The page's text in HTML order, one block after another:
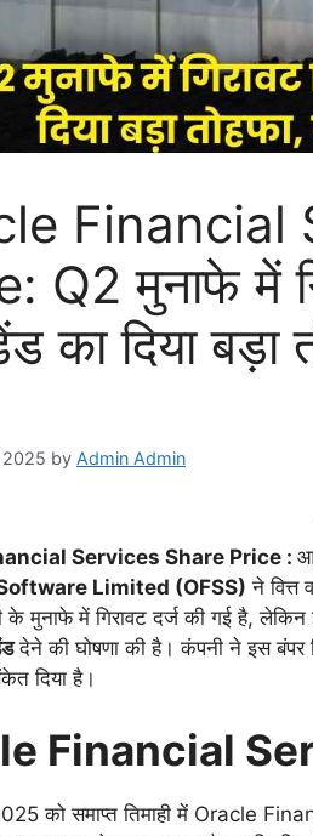
Financial
Q2 मुनाफे में
का दिया बड़ा
2025 by Admin Admin
Services Share Price :
Limited (OFSS) ने वित्त
के मुनाफे में गिरावट दर्ज की गई है,
देने की घोषणा की है। कंपनी ने इस
दिया है।
Financial
को समाप्त तिमाही में Oracle